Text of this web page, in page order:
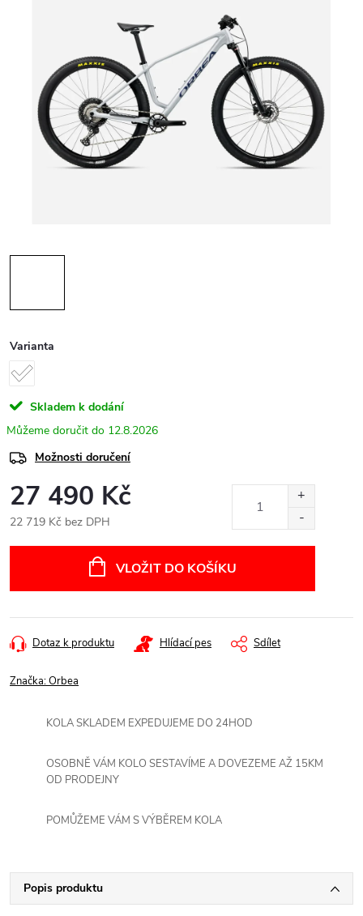
Varianta
Skladem k dodání
12.8.2026
Možnosti doručení
27 490 Kč
22 719 Kč bez DPH
VLOŽIT DO KOŠÍKU
Dotaz k produktu Hlídací pes Sdílet
Značka:Orbea
KOLA SKLADEM EXPEDUJEME DO 24HOD
OSOBNĚ VÁM KOLO SESTAVÍME A DOVEZEME AŽ 15KM
OD PRODEJNY
POMŮŽEME VÁM S VÝBĚREM KOLA
Popis produktu